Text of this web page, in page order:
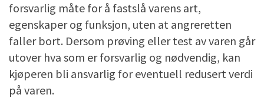
forsvarlig måte for å fastslå varens art,
egenskaper og funksjon, uten at angreretten
faller bort. Dersom prøving eller test av varen går
utover hva som er forsvarlig og nødvendig, kan
kjøperen bli ansvarlig for eventuell redusert verdi
på varen.